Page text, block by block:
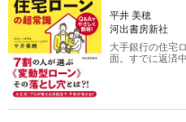
平井 美穂
河出書房新社
大手銀行の住宅
面。すでに返済